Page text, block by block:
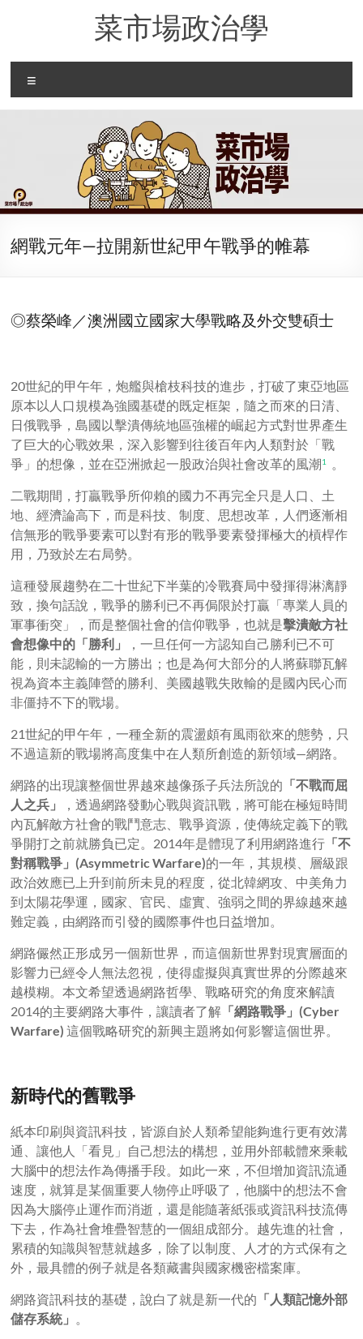
菜市場政治學
網戰元年—拉開新世紀甲午戰爭的帷幕
◎蔡榮峰／澳洲國立國家大學戰略及外交雙碩士
20世紀的甲午年，炮艦與槍枝科技的進步，打破了東亞地區
原本以人口規模為強國基礎的既定框架，隨之而來的日清、
日俄戰爭，島國以擊潰傳統地區強權的崛起方式對世界產生
了巨大的心戰效果，深入影響到往後百年內人類對於「戰
爭」的想像，並在亞洲掀起一股政治與社會改革的風潮1
二戰期間，打贏戰爭所仰賴的國力不再完全只是人口、土
地、經濟論高下，而是科技、制度、思想改革，人們逐漸相
信無形的戰爭要素可以對有形的戰爭要素發揮極大的槓桿作
用，乃致於左右局勢。
這種發展趨勢在二十世紀下半葉的冷戰賽局中發揮得淋漓靜
致，換句話說，戰爭的勝利已不再侷限於打贏「專業人員的
軍事衝突」，而是整個社會的信仰戰爭，也就是擊潰敵方社
會想像中的「勝利」
，一旦任何一方認知自己勝利已不可
能，則未認輸的一方勝出；也是為何大部分的人將蘇聯瓦解
視為資本主義陣營的勝利、美國越戰失敗輸的是國內民心而
非僵持不下的戰場。
21世紀的甲午年，一種全新的震盪頗有風雨欲來的態勢，只
不過這新的戰場將高度集中在人類所創造的新領域—網路。
網路的出現讓整個世界越來越像孫子兵法所說的 「不戰而屈
人之兵」
，透過網路發動心戰與資訊戰，將可能在極短時間
內瓦解敵方社會的戰鬥意志、戰爭資源，使傳統定義下的戰
爭開打之前就勝負已定。2014年是體現了利用網路進行 「不
對稱戰爭」 (Asymmetric Warfare)的一年，其規模、層級跟
政治效應已上升到前所未見的程度，從北韓網攻、中美角力
到太陽花學運，國家、官民、虛實、強弱之間的界線越來越
難定義，由網路而引發的國際事件也日益增加。
網路儼然正形成另一個新世界，而這個新世界對現實層面的
影響力已經令人無法忽視，使得虛擬與真實世界的分際越來
越模糊。本文希望透過網路哲學、戰略研究的角度來解讀
2014的主要網路大事件，讓讀者了解 「網路戰爭」 (Cyber
Warfare) 這個戰略研究的新興主題將如何影響這個世界。
新時代的舊戰爭
紙本印刷與資訊科技，皆源自於人類希望能夠進行更有效溝
通、讓他人「看見」自己想法的構想，並用外部載體來乘載
大腦中的想法作為傳播手段。如此一來，不但增加資訊流通
速度，就算是某個重要人物停止呼吸了，他腦中的想法不會
因為大腦停止運作而消逝，還是能隨著紙張或資訊科技流傳
下去，作為社會堆疊智慧的一個組成部分。越先進的社會，
累積的知識與智慧就越多，除了以制度、人才的方式保有之
外，最具體的例子就是各類藏書與國家機密檔案庫。
網路資訊科技的基礎，說白了就是新一代的 「人類記憶外部
儲存系統」